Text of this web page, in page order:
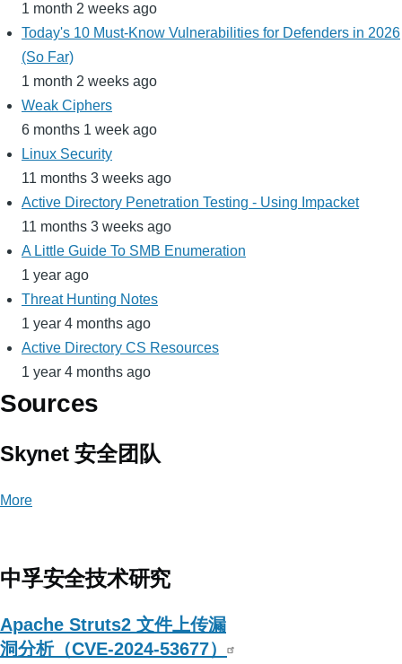
1 month 2 weeks ago
Today's 10 Must-Know Vulnerabilities for Defenders in 2026
(So Far)
1 month 2 weeks ago
Weak Ciphers
6 months 1 week ago
Linux Security
11 months 3 weeks ago
Active Directory Penetration Testing - Using Impacket
11 months 3 weeks ago
A Little Guide To SMB Enumeration
1 year ago
Threat Hunting Notes
1 year 4 months ago
Active Directory CS Resources
1 year 4 months ago
Sources
Skynet 安全团队
More
安
团
队
中孚安全技术研究
Apache Struts2 文件上传漏
洞分析（CVE-2024-53677）